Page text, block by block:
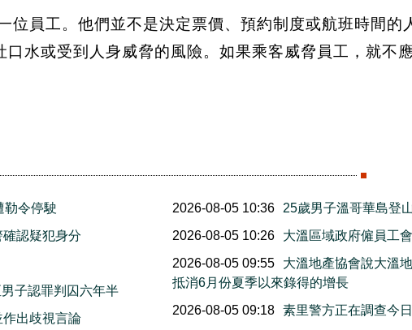
員工。他們並不是決定票價、預約制度或航班時間的
水或受到人身威脅的風險。如果乘客威脅員工，就不
勒令停駛
確認疑犯身分
子認罪判囚六年半
出歧視言論
2026-08-05 10:36
25歲男子溫哥華島登
2026-08-05 10:26
大溫區域政府僱員工
2026-08-05 09:55
大溫地產協會說大溫
抵消6月份夏季以來錄得的增長
2026-08-05 09:18
素里警方正在調查今